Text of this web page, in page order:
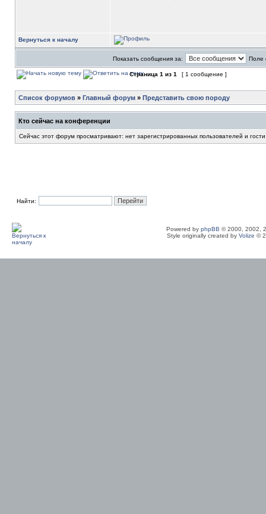
Вернуться к началу
Показать сообщения за: Поле
Страница 1 из 1 [ 1 сообщение ]
Список форумов » Главный форум » Представить свою породу
Кто сейчас на конференции
Сейчас этот форум просматривают: нет зарегистрированных пользователей и
Найти:
Powered by phpBB © 2000, 2002,
Style originally created by Volize ©